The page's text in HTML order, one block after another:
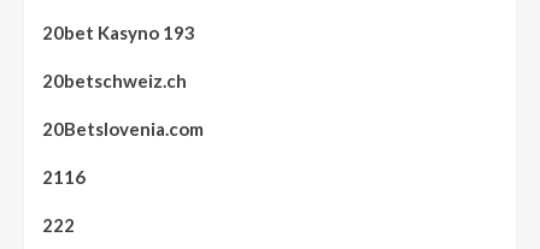
20bet Kasyno 193
20betschweiz.ch
20Betslovenia.com
2116
222